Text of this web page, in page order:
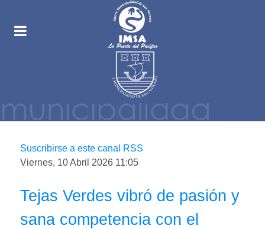
Suscribirse a este canal RSS
Viernes, 10 Abril 2026 11:05
Tejas Verdes vibró de pasión y
sana competencia con el